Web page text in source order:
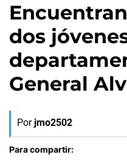
dos
General
Por jmo2502
Para compartir: